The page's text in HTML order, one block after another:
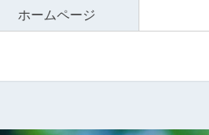
ホームページ